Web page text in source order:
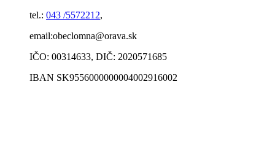
tel.: 043 /5572212,
email:obeclomna@orava.sk
IČO: 00314633, DIČ: 2020571685
IBAN SK9556000000004002916002